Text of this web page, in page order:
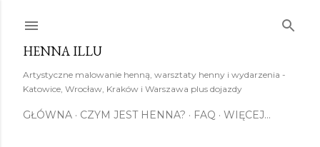
HENNA ILLU
Artystyczne malowanie henną, warsztaty henny i wydarzenia -
Katowice, Wrocław, Kraków i Warszawa plus dojazdy
GŁÓWNA CZYM JEST HENNA? FAQ WIĘCEJ…